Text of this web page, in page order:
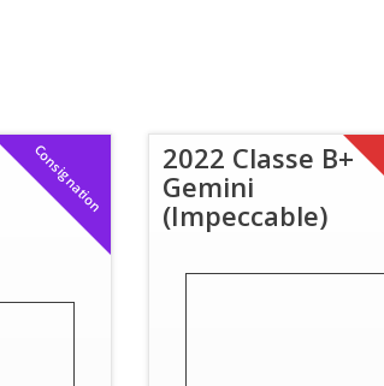
Consignation
2022 Classe B+
Gemini
(Impeccable)